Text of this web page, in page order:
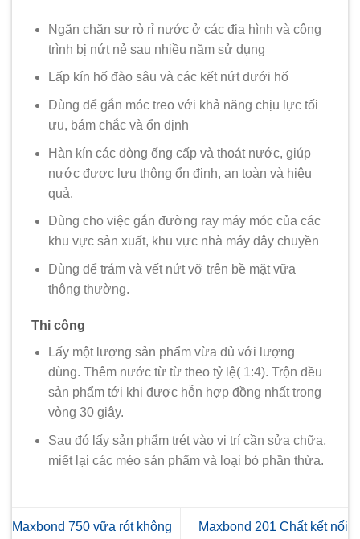
Ngăn chặn sự rò rỉ nước ở các địa hình và công
trình bị nứt nẻ sau nhiều năm sử dụng
Lấp kín hố đào sâu và các kết nứt dưới hố
Dùng để gắn móc treo với khả năng chịu lực tối
ưu, bám chắc và ổn định
Hàn kín các dòng ống cấp và thoát nước, giúp
nước được lưu thông ổn định, an toàn và hiệu
quả.
Dùng cho việc gắn đường ray máy móc của các
khu vực sản xuất, khu vực nhà máy dây chuyền
Dùng để trám và vết nứt vỡ trên bề mặt vữa
thông thường.
Thi công
Lấy một lượng sản phẩm vừa đủ với lượng
dùng. Thêm nước từ từ theo tỷ lệ( 1:4). Trộn đều
sản phẩm tới khi được hỗn hợp đồng nhất trong
vòng 30 giây.
Sau đó lấy sản phẩm trét vào vị trí cần sửa chữa,
miết lại các méo sản phẩm và loại bỏ phần thừa.
Maxbond 750 vữa rót không
Maxbond 201 Chất kết nối